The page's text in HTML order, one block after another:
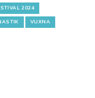
2024
VUXNA